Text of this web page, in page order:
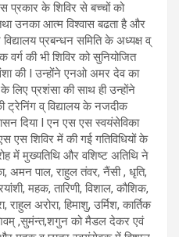
प्रकार के शिविर से बच्चों को
उनका आत्म विश्वास बढता है और
विद्यालय प्रबन्धन समिति के अध्यक्ष व्
की भी शिविर को सुनियोजित
की I उन्होंने एनओ अमर देव का
लिए प्रशंसा की साथ ही उन्होंने
ट्रेनिंग व् विद्यालय के नजदीक
दिया I एन एस एस स्वयंसेविका
एस शिविर में की गई गतिविधियों के
में मुख्यतिथि और वशिष्ट अतिथि ने
अमन पाल, राहुल तंवर, नैंसी , धृति,
महक, तारिणी, विशाल, कौशिक,
अरोरा, हिमाशु, उर्मिश, कार्तिक
शिवम् ,सुमंन्त,शगुन को मैडल देकर एवं